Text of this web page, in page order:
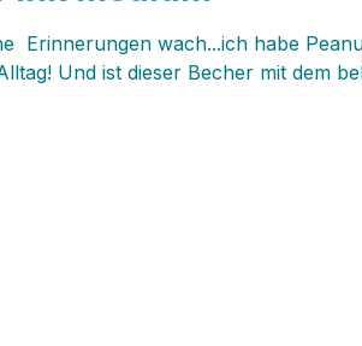
Erinnerungen wach...ich habe
Und ist dieser Becher mit dem